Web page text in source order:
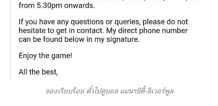
จองเรียบร้อย ตั๋วไปดูบอล แมนฯซิตี้-ลิเวอร์พูล